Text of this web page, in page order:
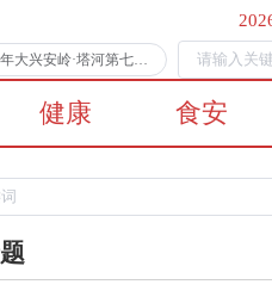
赛第二日比赛顺利完赛
大兴安岭·塔河第七届全国森林自行车赛
健康 食安